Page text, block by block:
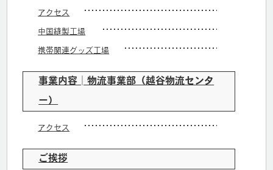
アクセス
中国縫製工場
携帯関連グッズ工場
事業内容│物流事業部（越谷物流センタ
ー）
アクセス
ご挨拶